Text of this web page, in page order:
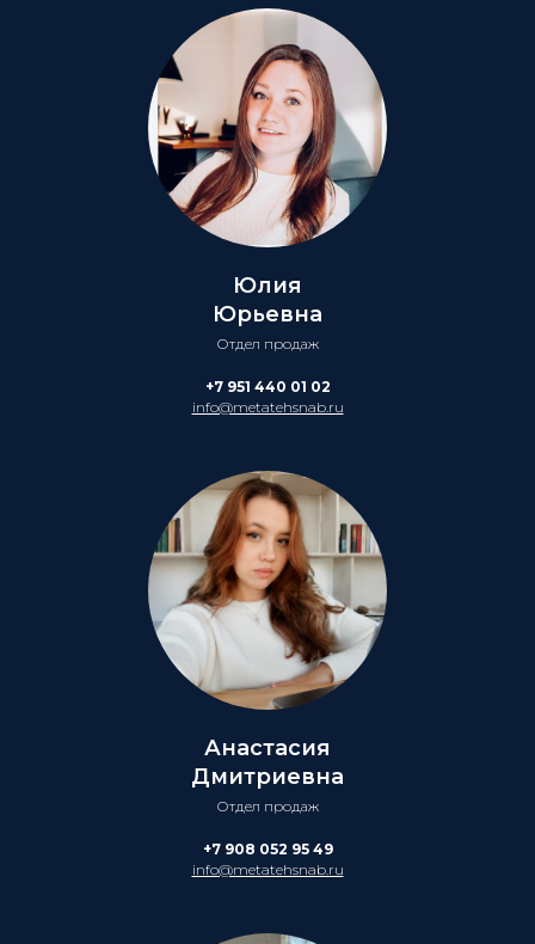
Юлия
Юрьевна
Отдел продаж
+7 951 440 01 02
info@metatehsnab.ru
Анастасия
Дмитриевна
Отдел продаж
+7 908 052 95 49
info@metatehsnab.ru